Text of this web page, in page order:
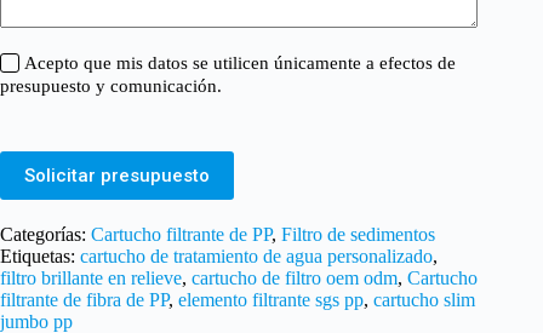
Acepto que mis datos se utilicen únicamente a efectos de
presupuesto y comunicación.
Solicitar presupuesto
Categorías: Cartucho filtrante de PP, Filtro de sedimentos
Etiquetas: cartucho de tratamiento de agua personalizado,
filtro brillante en relieve, cartucho de filtro oem odm, Cartucho
filtrante de fibra de PP, elemento filtrante sgs pp, cartucho slim
jumbo pp